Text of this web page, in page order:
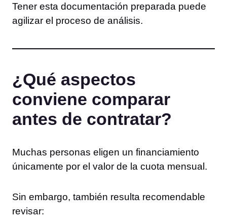
Tener esta documentación preparada puede
agilizar el proceso de análisis.
¿Qué aspectos
conviene comparar
antes de contratar?
Muchas personas eligen un financiamiento
únicamente por el valor de la cuota mensual.
Sin embargo, también resulta recomendable
revisar: